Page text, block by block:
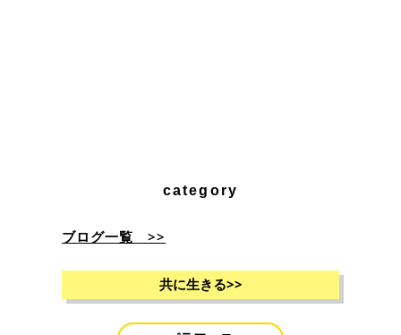
category
ブログ一覧 >>
共に生きる>>